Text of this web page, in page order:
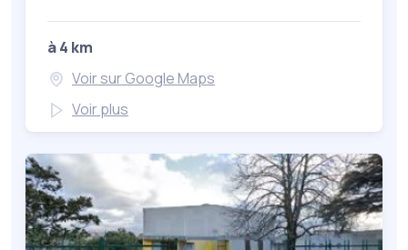
à 4 km
Voir sur Google Maps
Voir plus